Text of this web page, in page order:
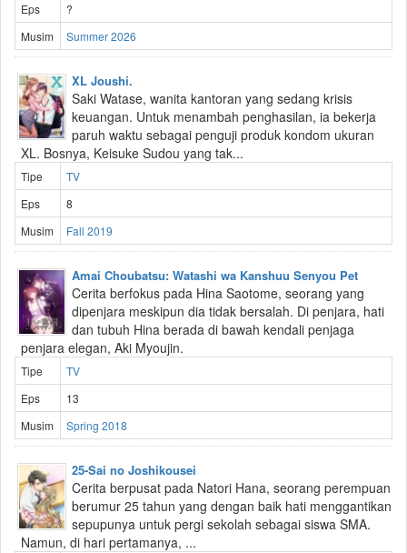
Eps
?
Musim
Summer 2026
XL Joushi.
Saki Watase, wanita kantoran yang sedang krisis
keuangan. Untuk menambah penghasilan, ia bekerja
paruh waktu sebagai penguji produk kondom ukuran
XL. Bosnya, Keisuke Sudou yang tak...
Tipe
TV
Eps
8
Musim
Fall 2019
Amai Choubatsu: Watashi wa Kanshuu Senyou Pet
Cerita berfokus pada Hina Saotome, seorang yang
dipenjara meskipun dia tidak bersalah. Di penjara, hati
dan tubuh Hina berada di bawah kendali penjaga
penjara elegan, Aki Myoujin.
Tipe
TV
Eps
13
Musim
Spring 2018
25-Sai no Joshikousei
Cerita berpusat pada Natori Hana, seorang perempuan
berumur 25 tahun yang dengan baik hati menggantikan
sepupunya untuk pergi sekolah sebagai siswa SMA.
Namun, di hari pertamanya, ...